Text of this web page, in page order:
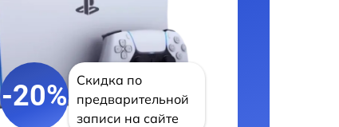
-20%
Скидка по
предварительной
записи на сайте